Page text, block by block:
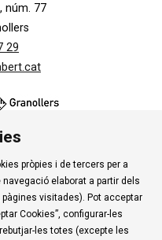
núm. 77
29
| Alta Tercers
|
| Avís Legal
|
Umbert
pròpies i de tercers per a
elaborat a partir dels
visitades). Pot acceptar
Cookies”, configurar-les
les totes (excepte les